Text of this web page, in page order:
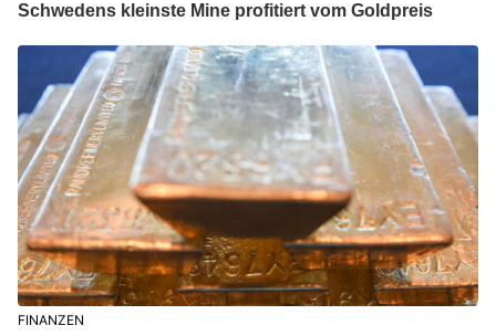
Schwedens kleinste Mine profitiert vom Goldpreis
FINANZEN